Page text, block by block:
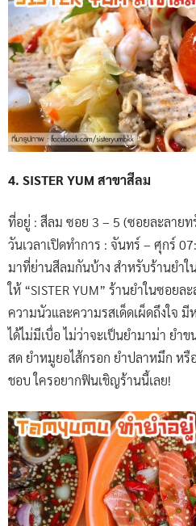
4. SISTER YUM สาขาสีลม
ที่อยู่ : สีลม ซอย 3 – 5 (ซอยละลาย
วันเวลาเปิดทำการ : จันทร์ – ศุกร์
มาที่ย่านสีลมกันบ้าง สำหรับร้านยำใ
ให้ “SISTER YUM” ร้านยำในซอยล
ความนัวและความรสเด็ดเผ็ดถึงใจ
ได้ไม่มีเบื่อ ไม่ว่าจะเป็นยำมาม่า ยำ
สด ยำหมูยอไส้กรอก ยำปลาหมึก หรื
ชอบ ใครอยากฟินเชิญร้านนี้เลย!